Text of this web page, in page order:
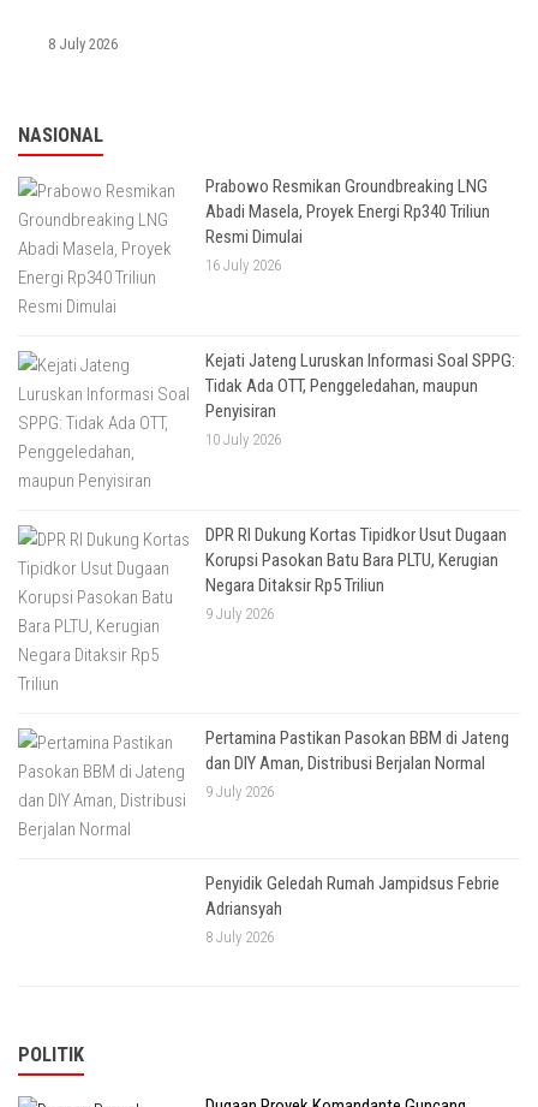
8 July 2026
NASIONAL
Prabowo Resmikan Groundbreaking LNG
Abadi Masela, Proyek Energi Rp340 Triliun
Resmi Dimulai
16 July 2026
Kejati Jateng Luruskan Informasi Soal SPPG:
Tidak Ada OTT, Penggeledahan, maupun
Penyisiran
10 July 2026
DPR RI Dukung Kortas Tipidkor Usut Dugaan
Korupsi Pasokan Batu Bara PLTU, Kerugian
Negara Ditaksir Rp5 Triliun
9 July 2026
Pertamina Pastikan Pasokan BBM di Jateng
dan DIY Aman, Distribusi Berjalan Normal
9 July 2026
Penyidik Geledah Rumah Jampidsus Febrie
Adriansyah
8 July 2026
POLITIK
Dugaan Proyek Komandante Guncang